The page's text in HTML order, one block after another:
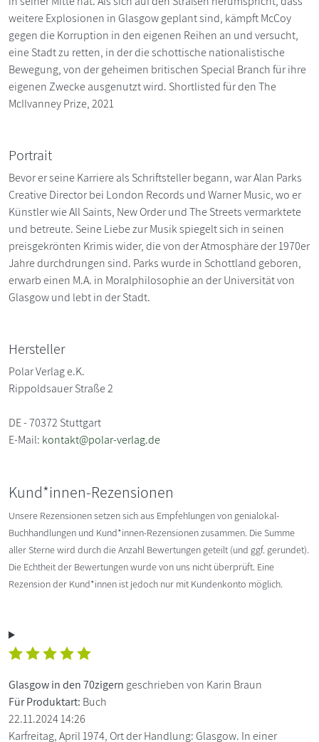
weitere Explosionen in Glasgow geplant sind, kämpft McCoy
gegen die Korruption in den eigenen Reihen an und versucht,
eine Stadt zu retten, in der die schottische nationalistische
Bewegung, von der geheimen britischen Special Branch für ihre
eigenen Zwecke ausgenutzt wird. Shortlisted für den The
McIlvanney Prize, 2021
Portrait
Bevor er seine Karriere als Schriftsteller begann, war Alan Parks
Creative Director bei London Records und Warner Music, wo er
Künstler wie All Saints, New Order und The Streets vermarktete
und betreute. Seine Liebe zur Musik spiegelt sich in seinen
preisgekrönten Krimis wider, die von der Atmosphäre der 1970er
Jahre durchdrungen sind. Parks wurde in Schottland geboren,
erwarb einen M.A. in Moralphilosophie an der Universität von
Glasgow und lebt in der Stadt.
Hersteller
Polar Verlag e.K.
Rippoldsauer Straße 2
DE - 70372 Stuttgart
E-Mail: kontakt@polar-verlag.de
Kund*innen-Rezensionen
Unsere Rezensionen setzen sich aus Empfehlungen von genialokal-
Buchhandlungen und Kund*innen-Rezensionen zusammen. Die Summe
aller Sterne wird durch die Anzahl Bewertungen geteilt (und ggf. gerundet).
Die Echtheit der Bewertungen wurde von uns nicht überprüft. Eine
Rezension der Kund*innen ist jedoch nur mit Kundenkonto möglich.
Glasgow in den 70zigern geschrieben von Karin Braun
Für Produktart: Buch
22.11.2024 14:26
Karfreitag, April 1974, Ort der Handlung: Glasgow. In einer